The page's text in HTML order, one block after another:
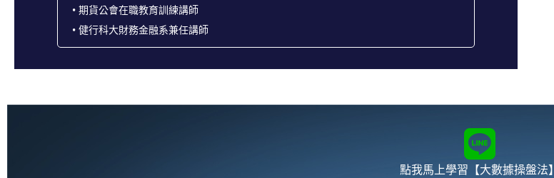
• 期貨公會在職教育訓練講師
• 健行科大財務金融系兼任講師
點我馬上學習【大數據操盤法】